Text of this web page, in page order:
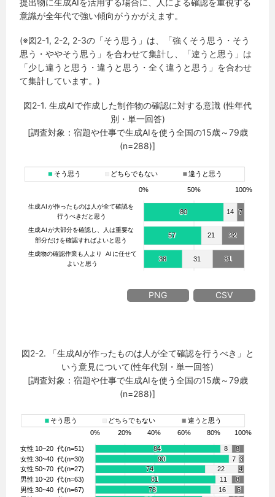
提出物に生成AIを活用する場合に、人による確認を重視する
意識が全年代で強い傾向がうかがえます。
(※図2-1, 2-2, 2-3の「そう思う」は、「強くそう思う・そう
思う・ややそう思う」を合わせて集計し、「違うと思う」は
「少し違うと思う・違うと思う・全く違うと思う」を合わせ
て集計しています。)
図2-1. 生成AIで作成した制作物の確認に対する意識 (性年代
別・単一回答)
[調査対象：宿題や仕事で生成AIを使う全国の15歳～79歳
(n=288)]
PNG CSV
図2-2. 「生成AIが作ったものは人が全て確認を行うべき」と
いう意見について(性年代別・単一回答)
[調査対象：宿題や仕事で生成AIを使う全国の15歳～79歳
(n=288)]